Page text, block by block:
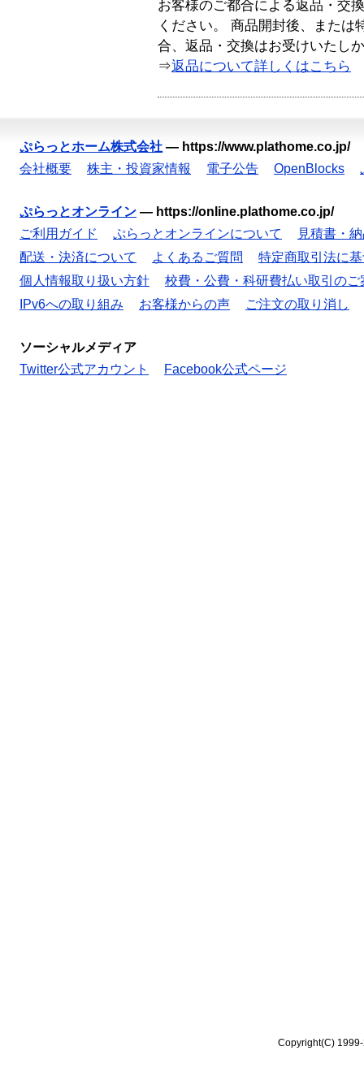
お客様のご都合による返品・交
ください。 商品開封後、または
合、返品・交換はお受けいたし
⇒返品について詳しくはこちら
ぷらっとホーム株式会社 — https://www.plathome.co.jp/
会社概要
株主・投資家情報 電子公告 OpenBlocks
ぷらっとオンライン — https://online.plathome.co.jp/
ご利用ガイド
ぷらっとオンラインについて
見積書・
配送・決済について
よくあるご質問
特定商取引法に
個人情報取り扱い方針
校費・公費・科研費払い取引のご
IPv6への取り組み
お客様からの声 ご注文の取り消し
ソーシャルメディア
Twitter公式アカウント
Facebook公式ページ
Copyright(C)